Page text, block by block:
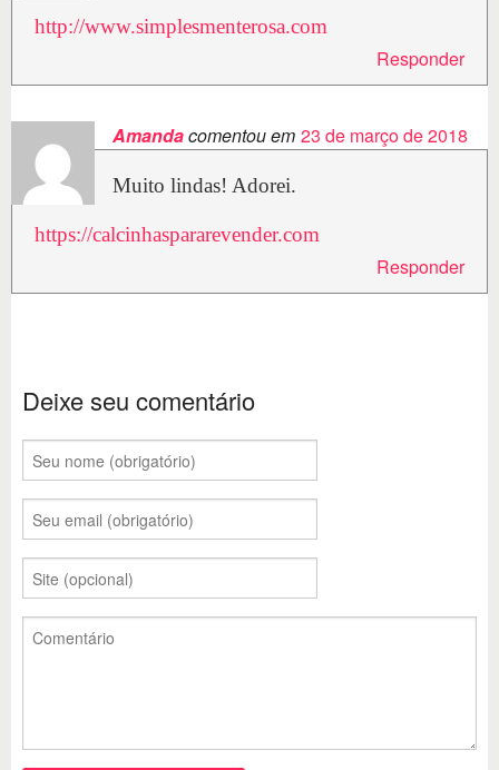
http://www.simplesmenterosa.com
Responder
Amandacomentou em 23 de março de 2018
Muito lindas! Adorei.
https://calcinhaspararevender.com
Responder
Deixe seu comentário